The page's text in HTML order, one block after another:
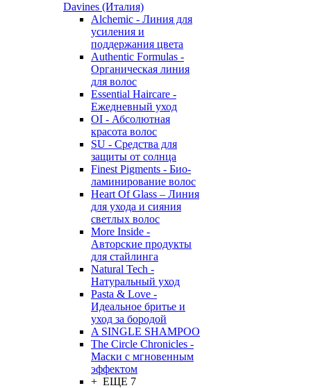
Davines (Италия)
Alchemic - Линия для
усиления и
поддержания цвета
Authentic Formulas -
Органическая линия
для волос
Essential Haircare -
Eжедневный уход
OI - Абсолютная
красота волос
SU - Средства для
защиты от солнца
Finest Pigments - Био-
ламинирование волос
Heart Of Glass – Линия
для ухода и сияния
светлых волос
More Inside -
Авторские продукты
для стайлинга
Natural Tech -
Натуральный уход
Pasta & Love -
Идеальное бритье и
уход за бородой
A SINGLE SHAMPOO
The Circle Chronicles -
Маски с мгновенным
эффектом
+ ЕЩЕ 7